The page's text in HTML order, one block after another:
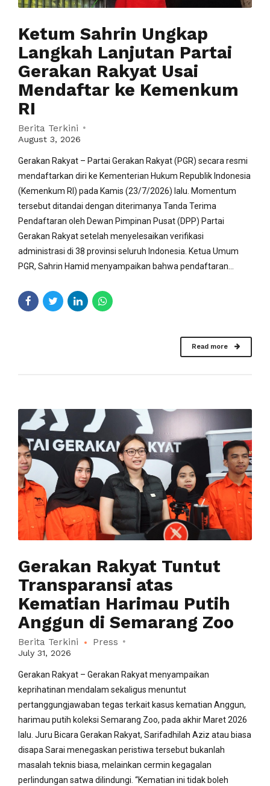
Ketum Sahrin Ungkap
Langkah Lanjutan Partai
Gerakan Rakyat Usai
Mendaftar ke Kemenkum
RI
Berita Terkini
August 3, 2026
Gerakan Rakyat – Partai Gerakan Rakyat (PGR) secara resmi
mendaftarkan diri ke Kementerian Hukum Republik Indonesia
(Kemenkum RI) pada Kamis (23/7/2026) lalu. Momentum
tersebut ditandai dengan diterimanya Tanda Terima
Pendaftaran oleh Dewan Pimpinan Pusat (DPP) Partai
Gerakan Rakyat setelah menyelesaikan verifikasi
administrasi di 38 provinsi seluruh Indonesia. Ketua Umum
PGR, Sahrin Hamid menyampaikan bahwa pendaftaran...
Read more
Gerakan Rakyat Tuntut
Transparansi atas
Kematian Harimau Putih
Anggun di Semarang Zoo
Berita Terkini Press
July 31, 2026
Gerakan Rakyat – Gerakan Rakyat menyampaikan
keprihatinan mendalam sekaligus menuntut
pertanggungjawaban tegas terkait kasus kematian Anggun,
harimau putih koleksi Semarang Zoo, pada akhir Maret 2026
lalu. Juru Bicara Gerakan Rakyat, Sarifadhilah Aziz atau biasa
disapa Sarai menegaskan peristiwa tersebut bukanlah
masalah teknis biasa, melainkan cermin kegagalan
perlindungan satwa dilindungi. “Kematian ini tidak boleh